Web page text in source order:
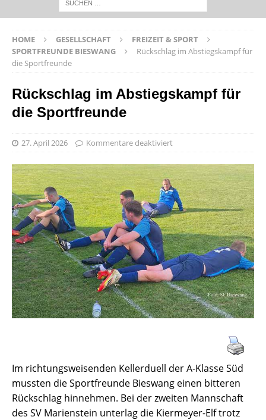
HOME GESELLSCHAFT
FREIZEIT & SPORT
SPORTFREUNDE BIESWANG
Rückschlag im Abstiegskampf für
die Sportfreunde
Rückschlag im Abstiegskampf für
die Sportfreunde
27. April 2026 Kommentare deaktiviert
Im richtungsweisenden Kellerduell der A-Klasse Süd
mussten die Sportfreunde Bieswang einen bitteren
Rückschlag hinnehmen. Bei der zweiten Mannschaft
des SV Marienstein unterlag die Kiermeyer-Elf trotz